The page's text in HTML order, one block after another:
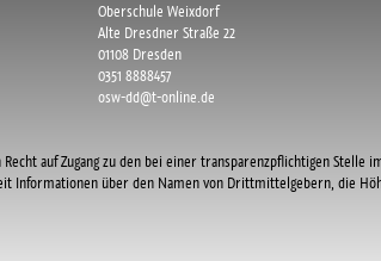
Oberschule Weixdorf
Alte Dresdner Straße 22
01108 Dresden
0351 8888457
osw-dd@t-online.de
Recht auf Zugang zu den bei einer transparenzpflichtigen Stelle
Informationen über den Namen von Drittmittelgebern, die